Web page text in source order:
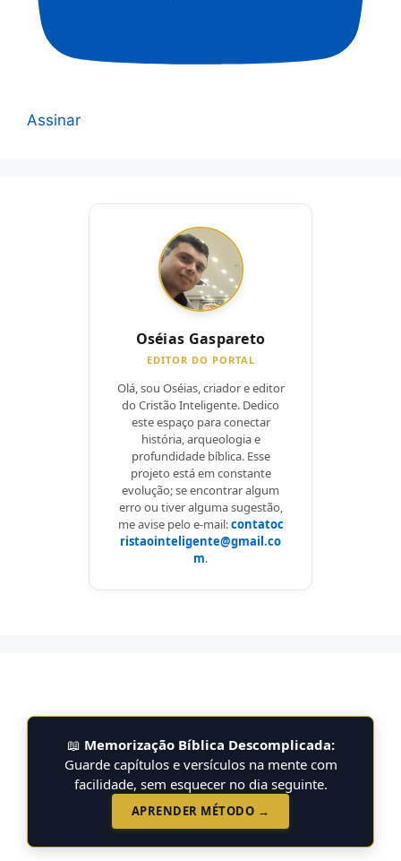
Assinar
Oséias Gaspareto
EDITOR DO PORTAL
Olá, sou Oséias, criador e editor
do Cristão Inteligente. Dedico
este espaço para conectar
história, arqueologia e
profundidade bíblica. Esse
projeto está em constante
evolução; se encontrar algum
erro ou tiver alguma sugestão,
me avise pelo e-mail:contatoc
ristaointeligente@gmail.co
m.
📖 Memorização Bíblica Descomplicada:
Guarde capítulos e versículos na mente com
facilidade, sem esquecer no dia seguinte.
APRENDER MÉTODO →